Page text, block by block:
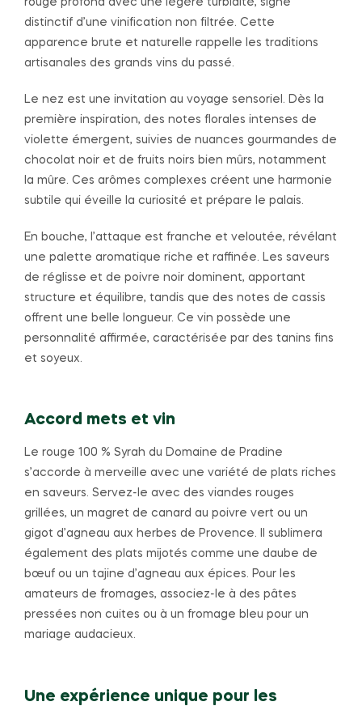
rouge profond avec une légère turbidité, signe
distinctif d’une vinification non filtrée. Cette
apparence brute et naturelle rappelle les traditions
artisanales des grands vins du passé.
Le nez est une invitation au voyage sensoriel. Dès la
première inspiration, des notes florales intenses de
violette émergent, suivies de nuances gourmandes de
chocolat noir et de fruits noirs bien mûrs, notamment
la mûre. Ces arômes complexes créent une harmonie
subtile qui éveille la curiosité et prépare le palais.
En bouche, l’attaque est franche et veloutée, révélant
une palette aromatique riche et raffinée. Les saveurs
de réglisse et de poivre noir dominent, apportant
structure et équilibre, tandis que des notes de cassis
offrent une belle longueur. Ce vin possède une
personnalité affirmée, caractérisée par des tanins fins
et soyeux.
Accord mets et vin
Le rouge 100 % Syrah du Domaine de Pradine
s’accorde à merveille avec une variété de plats riches
en saveurs. Servez-le avec des viandes rouges
grillées, un magret de canard au poivre vert ou un
gigot d’agneau aux herbes de Provence. Il sublimera
également des plats mijotés comme une daube de
bœuf ou un tajine d’agneau aux épices. Pour les
amateurs de fromages, associez-le à des pâtes
pressées non cuites ou à un fromage bleu pour un
mariage audacieux.
Une expérience unique pour les